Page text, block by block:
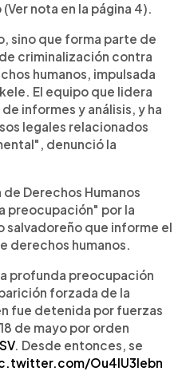
nota en la página 4).
sino que forma parte de
criminalización contra
humanos, impulsada
El equipo que lidera
informes y análisis, y ha
legales relacionados
denunció la
Derechos Humanos
preocupación" por la
salvadoreño que informe el
derechos humanos.
profunda preocupación
forzada de la
fue detenida por fuerzas
de mayo por orden
. Desde entonces, se
Ou4lU3Iebn